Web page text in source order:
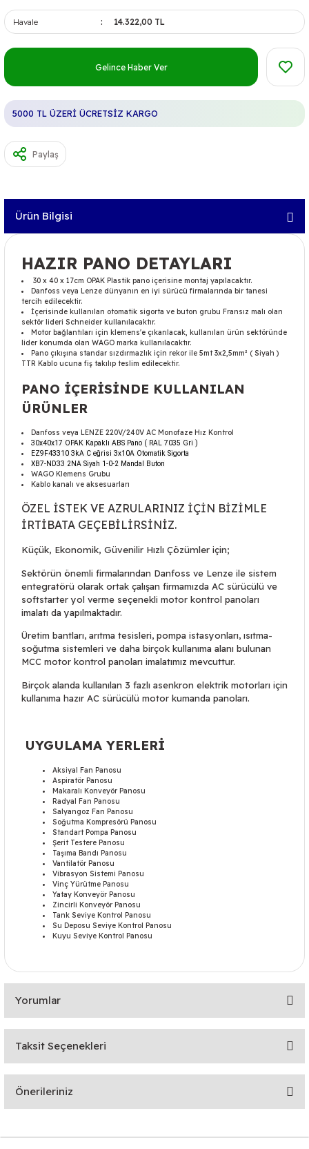
Havale 14.322,00 TL
Gelince Haber Ver
5000 TL ÜZERİ ÜCRETSİZ KARGO
Paylaş
Ürün Bilgisi
HAZIR PANO DETAYLARI
30 x 40 x 17cm OPAK Plastik pano içerisine montaj yapılacaktır.
Danfoss veya Lenze dünyanın en iyi sürücü firmalarında bir tanesi
tercih edilecektir.
İçerisinde kullanılan otomatik sigorta ve buton grubu Fransız malı olan
sektör lideri Schneider kullanılacaktır.
Motor bağlantıları için klemens'e çıkarılacak, kullanılan ürün sektöründe
lider konumda olan WAGO marka kullanılacaktır.
Pano çıkışına standar sızdırmazlık için rekor ile 5mt 3x2,5mm² ( Siyah )
TTR Kablo ucuna fiş takılıp teslim edilecektir.
PANO İÇERİSİNDE KULLANILAN
ÜRÜNLER
Danfoss veya LENZE 220V/240V AC Monofaze Hız Kontrol
30x40x17 OPAK Kapaklı ABS Pano ( RAL 7035 Gri )
EZ9F43310 3kA C eğrisi 3x10A Otomatik Sigorta
XB7-ND33 2NA Siyah 1-0-2 Mandal Buton
WAGO Klemens Grubu
Kablo kanalı ve aksesuarları
ÖZEL İSTEK VE AZRULARINIZ İÇİN BİZİMLE
İRTİBATA GEÇEBİLİRSİNİZ.
Küçük, Ekonomik, Güvenilir Hızlı Çözümler için;
Sektörün önemli firmalarından Danfoss ve Lenze ile sistem
entegratörü olarak ortak çalışan firmamızda AC sürücülü ve
softstarter yol verme seçenekli motor kontrol panoları
imalatı da yapılmaktadır.
Üretim bantları, arıtma tesisleri, pompa istasyonları, ısıtma-
soğutma sistemleri ve daha birçok kullanıma alanı bulunan
MCC motor kontrol panoları imalatımız mevcuttur.
Birçok alanda kullanılan 3 fazlı asenkron elektrik motorları için
kullanıma hazır AC sürücülü motor kumanda panoları.
UYGULAMA YERLERİ
Aksiyal Fan Panosu
Aspiratör Panosu
Makaralı Konveyör Panosu
Radyal Fan Panosu
Salyangoz Fan Panosu
Soğutma Kompresörü Panosu
Standart Pompa Panosu
Şerit Testere Panosu
Taşıma Bandı Panosu
Vantilatör Panosu
Vibrasyon Sistemi Panosu
Vinç Yürütme Panosu
Yatay Konveyör Panosu
Zincirli Konveyör Panosu
Tank Seviye Kontrol Panosu
Su Deposu Seviye Kontrol Panosu
Kuyu Seviye Kontrol Panosu
Yorumlar
Bu ürüne ilk yorumu siz yapın!
Taksit Seçenekleri
Önerileriniz